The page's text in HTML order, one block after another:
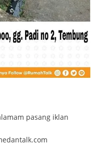
pasang iklan